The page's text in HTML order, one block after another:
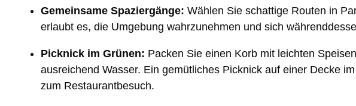
Gemeinsame Spaziergänge: Wählen Sie schattige Routen in
erlaubt es, die Umgebung wahrzunehmen und sich
Picknick im Grünen: Packen Sie einen Korb mit leichten
ausreichend Wasser. Ein gemütliches Picknick auf einer Decke
zum Restaurantbesuch.